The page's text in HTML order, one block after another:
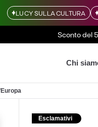
LUCY SULLA CULTURA
Sconto del
Chi
Esclamativi